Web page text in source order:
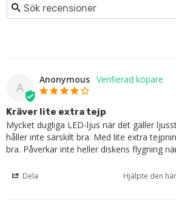
A
Anonymous
Kräver lite extra tejp
Mycket dugliga LED-ljus när det gäller
håller inte särskilt bra. Med lite extra
bra. Påverkar inte heller diskens flygning
Dela Hjälpte den